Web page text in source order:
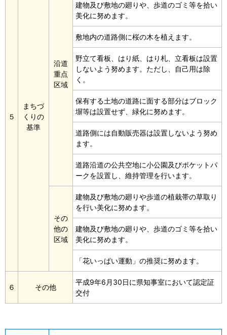
５
まちづ
くりの
基準
沿道
重点
区域
建物及び敷地の廻りや、歩道のゴミ等を拾い
美化に努めます。
敷地内の道路側に桜の木を植えます。
野立て看板、はり紙、はり札、立看板は設置
しないよう努めます。ただし、自己用は除
く。
保有する土地の道路に面する部分はブロック
塀等は設置せず、緑化に努めます。
道路側には自動販売器は設置しないよう努め
ます。
道路沿道の公共空地に小公園及びポケットパ
ークを設置し、維持管理を行います。
その
他の
区域
建物及び敷地の廻りや歩道の植栽帯の草取り
を行い美化に努めます。
建物及び敷地の廻りや、歩道のゴミ等を拾い
美化に努めます。
「花いっぱい運動」の推奨に努めます。
６ その他
平成9年6月30日に県知事室において認定証
交付